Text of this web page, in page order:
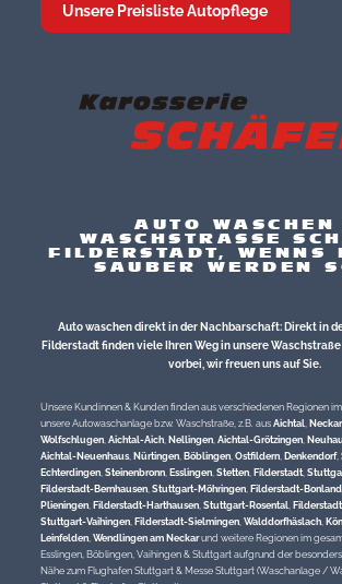
Unsere Preisliste Autopflege
AUTO WASCHEN
WASCHSTRASSE
FILDERSTADT, WENNS
SAUBER WERDEN
Auto waschen direkt in der Nachbarschaft: Direkt in
Filderstadt finden viele Ihren Weg in unsere
vorbei, wir freuen uns auf Sie.
Unsere Kundinnen & Kunden finden aus verschiedenen Regionen
unsere Autowaschanlage bzw. Waschstraße, z.B. ausAichtal
Wolfschlugen ,Aichtal-Aich Nellingen ,Aichtal-Grötzingen
Aichtal-Neuenhaus Nürtingen Böblingen ,Ostfildern Denkendorf,
Echterdingen ,Steinenbronn Esslingen ,Stetten Filderstadt ,
Filderstadt-Bernhausen ,Stuttgart-Möhringen Filderstadt-
Plieningen Filderstadt-Harthausen ,Stuttgart-Rosental
Stuttgart-Vaihingen Filderstadt-Sielmingen ,Walddorfhäslach
Leinfelden ,Wendlingen am Neckarund weitere Regionen im
Esslingen, Böblingen, Vaihingen & Stuttgart aufgrund der
Nähe zum Flughafen Stuttgart & Messe Stuttgart (Waschanlage /